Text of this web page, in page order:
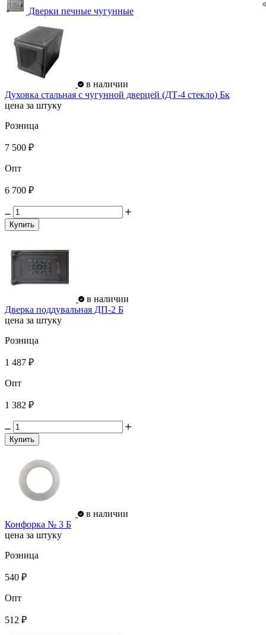
Дверки печные чугунные
в наличии
Духовка стальная с чугунной дверцей (ДТ-4 стекло) Бк
цена за штуку
Розница
7 500 ₽
Опт
6 700 ₽
Купить
в наличии
Дверка поддувальная ДП-2 Б
цена за штуку
Розница
1 487 ₽
Опт
1 382 ₽
Купить
в наличии
Конфорка № 3 Б
цена за штуку
Розница
540 ₽
Опт
512 ₽